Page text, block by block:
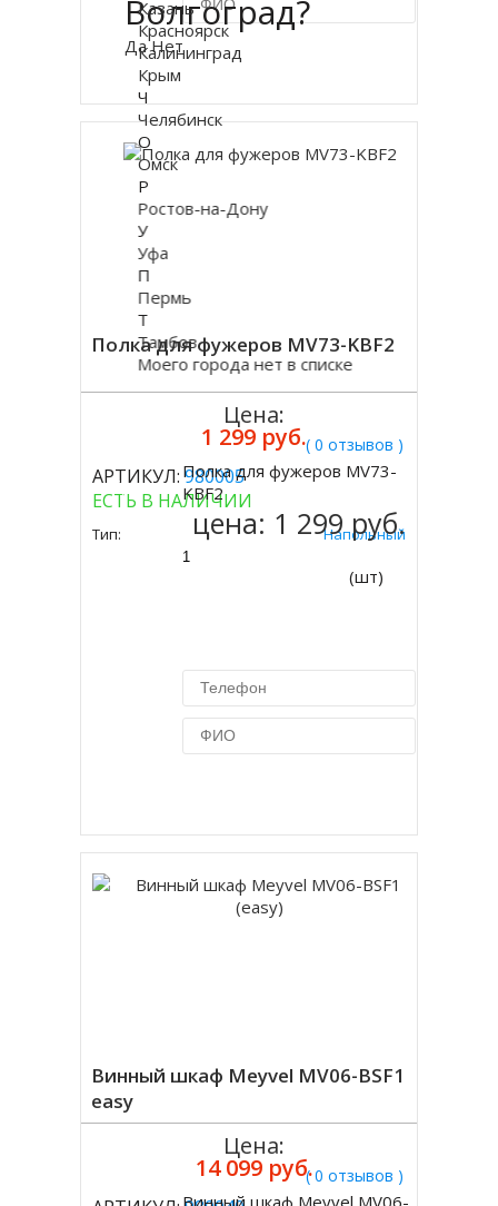
Купить в 1 клик
Полка для фужеров MV73-KBF2
( 0 отзывов )
АРТИКУЛ:980005
ЕСТЬ В НАЛИЧИИ
Тип: Напольный
Цена:
1 299 руб.
Купить
Полка для фужеров MV73-
KBF2
цена: 1 299 руб.
(шт)
Винный шкаф Meyvel MV06-BSF1
easy
( 0 отзывов )
Цена:
14 099 руб.
Винный шкаф Meyvel MV06-
Волгоград?
Да Нет
Казань
Красноярск
Калининград
Крым
Ч
Челябинск
О
Омск
Р
Ростов-на-Дону
У
Уфа
П
Пермь
Т
Тамбов
Моего города нет в списке